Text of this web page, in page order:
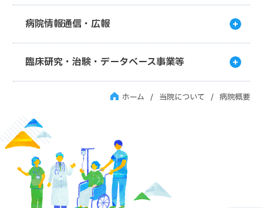
病院情報通信・広報
臨床研究・治験・データベース事業等
ホーム 当院について 病院概要